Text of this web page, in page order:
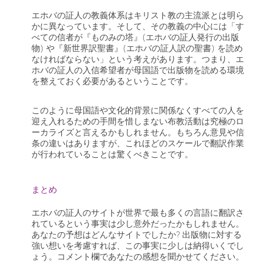
エホバの証人の教義体系はキリスト教の主流派とは明ら
かに異なっています。そして、その教義の中心には「す
べての信者が『ものみの塔』(エホバの証人発行の出版
物) や『新世界訳聖書』(エホバの証人訳の聖書) を読め
なければならない」という考えがあります。つまり、エ
ホバの証人の入信希望者が母国語で出版物を読める環境
を整えておく必要があるということです。
このように母国語や文化的背景に関係なくすべての人を
迎え入れるための手間を惜しまない布教活動は究極のロ
ーカライズと言えるかもしれません。もちろん意見や信
条の違いはありますが、これほどのスケールで翻訳作業
が行われていることは驚くべきことです。
まとめ
エホバの証人のサイトが世界で最も多くの言語に翻訳さ
れているという事実は少し意外だったかもしれません。
あなたの予想はどんなサイトでしたか? 出版物に対する
強い想いを考慮すれば、この事実に少しは納得いくでし
ょう。コメント欄であなたの感想を聞かせてください。